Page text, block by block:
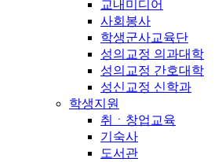
교내미디어
사회봉사
학생군사교육단
성의교정 의과대학
성의교정 간호대학
성신교정 신학과
학생지원
취ㆍ창업교육
기숙사
도서관